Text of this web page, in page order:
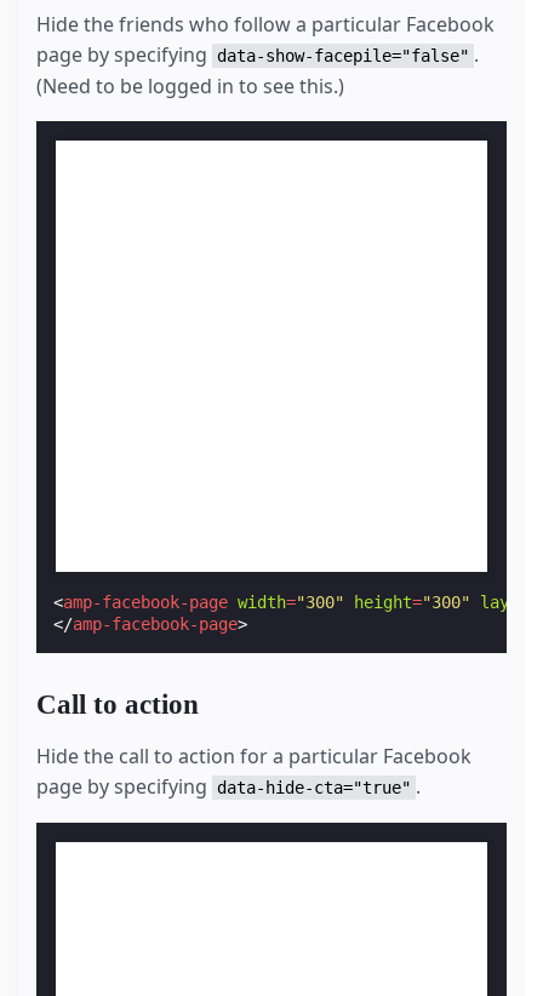
Hide the friends who follow a particular Facebook
page by specifying
data-show-facepile="false" .
(Need to be logged in to see this.)
<amp-facebook-page width="300" height="300" layout
</amp-facebook-page>
Call to action
Hide the call to action for a particular Facebook
page by specifying
data-hide-cta="true" .